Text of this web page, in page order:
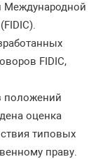
Международной
(FIDIC).
FIDIC,
положений
оценка
типовых
му праву.